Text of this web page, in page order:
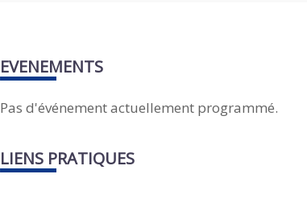
EVENEMENTS
Pas d'événement actuellement programmé.
LIENS PRATIQUES